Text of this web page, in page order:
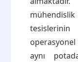
operasyonel
aynı